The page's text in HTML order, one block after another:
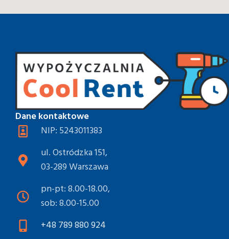
Dane kontaktowe
NIP: 5243011383
ul. Ostródzka 151,
03-289 Warszawa
pn-pt: 8.00-18.00,
sob: 8.00-15.00
+48 789 880 924